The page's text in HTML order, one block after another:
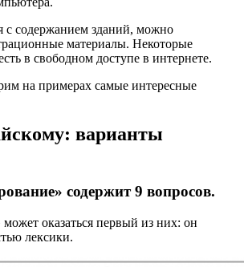
с содержанием зданий, можно
материалы. Некоторые
в свободном доступе в интернете.
на примерах самые интересные
варианты
содержит 9 вопросов.
оказаться первый из них: он
лексики.